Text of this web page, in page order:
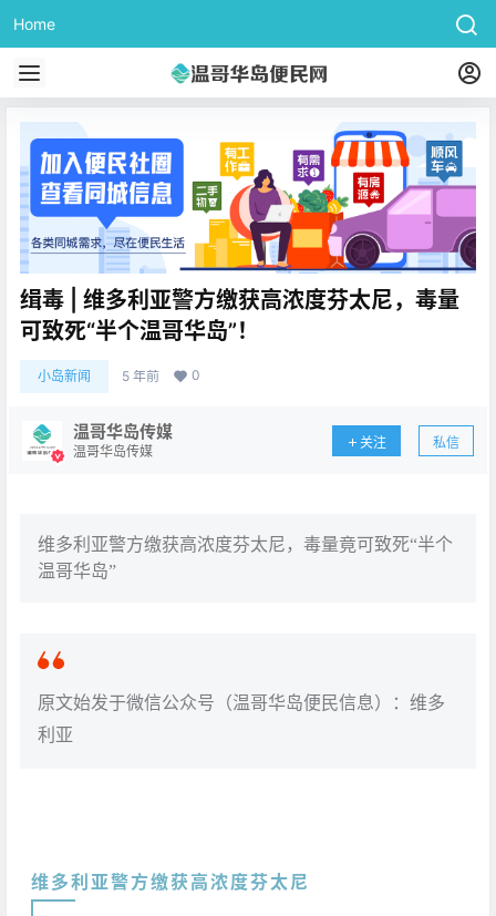
Home
缉毒 | 维多利亚警方缴获高浓度芬太尼，毒量
可致死“半个温哥华岛”！
小岛新闻 5 年前 0
温哥华岛传媒
温哥华岛传媒
关注 私信
维多利亚警方缴获高浓度芬太尼，毒量竟可致死“半个
温哥华岛”
原文始发于微信公众号（温哥华岛便民信息）：维多
利亚
维多利亚警方缴获高浓度芬太尼